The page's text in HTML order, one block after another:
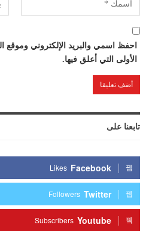
احفظ اسمي والبريد الإلكتروني وموقع
الأولى التي أعلق فيها.
تابعنا على
Facebook
Likes
Twitter
Followers
Youtube
Subscribers